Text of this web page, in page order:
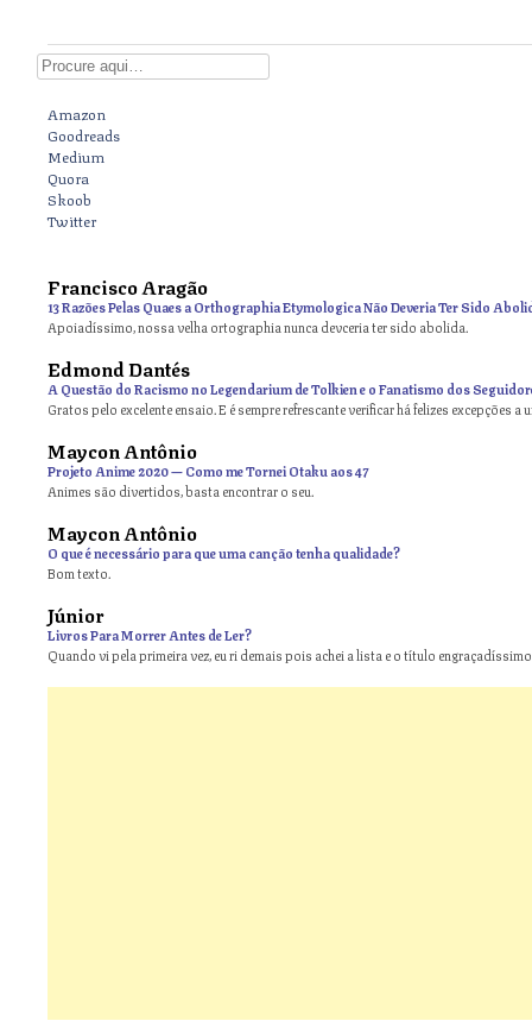
Digite aqui
Amazon
Goodreads
Medium
Quora
Skoob
Twitter
Francisco Aragão
13 Razões Pelas Quaes a Orthographia Etymologica Não Deveria Ter Sido
Apoiadíssimo, nossa velha ortographia nunca devceria ter sido abolida.
Edmond Dantés
A Questão do Racismo no Legendarium de Tolkien e o Fanatismo dos
Gratos pelo excelente ensaio. E é sempre refrescante verificar há felizes excepções a
Maycon Antônio
Projeto Anime 2020 — Como me Tornei Otaku aos 47
Animes são divertidos, basta encontrar o seu.
Maycon Antônio
O que é necessário para que uma canção tenha qualidade?
Bom texto.
Júnior
Livros Para Morrer Antes de Ler?
Quando vi pela primeira vez, eu ri demais pois achei a lista e o título